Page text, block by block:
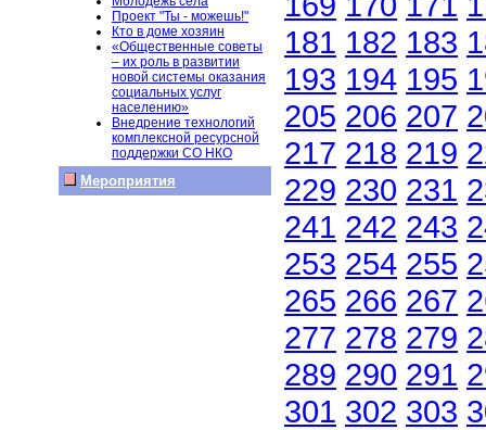
Проект "Ты - можешь!"
Кто в доме хозяин
«Общественные советы
– их роль в развитии
новой системы оказания
социальных услуг
населению»
Внедрение технологий
комплексной ресурсной
поддержки СО НКО
Мероприятия
181 182 183
193 194 195
205 206 207
217 218 219
229 230 231
241 242 243
253 254 255
265 266 267
277 278 279
289 290 291
301 302 303